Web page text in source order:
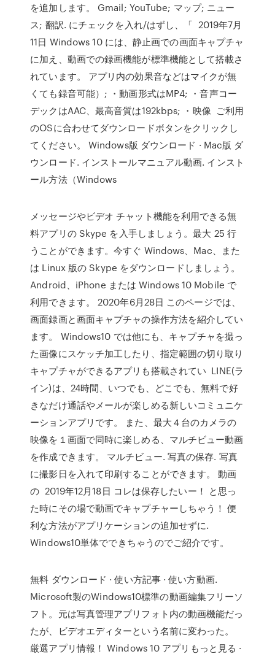
を追加します。 Gmail; YouTube; マップ; ニュー
ス; 翻訳. にチェックを入れ/はずし、「 2019年7月
11日 Windows 10 には、静止画での画面キャプチャ
に加え、動画での録画機能が標準機能として搭載さ
れています。 アプリ内の効果音などはマイクが無
くても録音可能）; ・動画形式はMP4; ・音声コー
デックはAAC、最高音質は192kbps; ・映像 ご利用
のOSに合わせてダウンロードボタンをクリックし
てください。 Windows版 ダウンロード · Mac版 ダ
ウンロード. インストールマニュアル動画. インスト
ール方法（Windows
メッセージやビデオ チャット機能を利用できる無
料アプリの Skype を入手しましょう。最大 25 行
うことができます。今すぐ Windows、Mac、また
は Linux 版の Skype をダウンロードしましょう。
Android、iPhone または Windows 10 Mobile で
利用できます。 2020年6月28日 このページでは、
画面録画と画面キャプチャの操作方法を紹介してい
ます。 Windows10 では他にも、キャプチャを撮っ
た画像にスケッチ加工したり、指定範囲の切り取り
キャプチャができるアプリも搭載されてい LINE(ラ
イン)は、24時間、いつでも、どこでも、無料で好
きなだけ通話やメールが楽しめる新しいコミュニケ
ーションアプリです。 また、最大４台のカメラの
映像を１画面で同時に楽しめる、マルチビュー動画
を作成できます。 マルチビュー. 写真の保存. 写真
に撮影日を入れて印刷することができます。 動画
の 2019年12月18日 コレは保存したいー！ と思っ
た時にその場で動画でキャプチャーしちゃう！ 便
利な方法がアプリケーションの追加せずに.
Windows10単体でできちゃうのでご紹介です。
無料 ダウンロード · 使い方記事 · 使い方動画.
Microsoft製のWindows10標準の動画編集フリーソ
フト。元は写真管理アプリフォト内の動画機能だっ
たが、ビデオエディターという名前に変わった。
厳選アプリ情報！ Windows 10 アプリもっと見る ·